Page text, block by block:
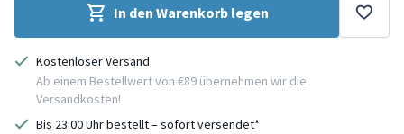
In den Warenkorb legen
Kostenloser Versand
Ab einem Bestellwert von €89 übernehmen wir die
Versandkosten!
Bis 23:00 Uhr bestellt – sofort versendet*